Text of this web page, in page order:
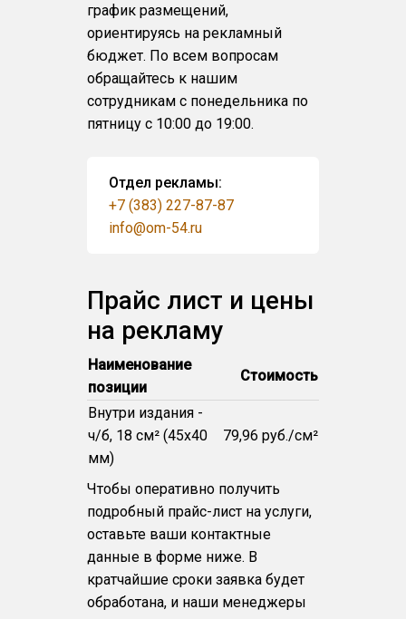
график размещений,
ориентируясь на рекламный
бюджет. По всем вопросам
обращайтесь к нашим
сотрудникам с понедельника по
пятницу с 10:00 до 19:00.
Отдел рекламы:
+7 (383) 227-87-87
info@om-54.ru
Прайс лист и цены
на рекламу
Наименование
позиции
Стоимость
Внутри издания -
ч/б, 18 см² (45x40
мм)
79,96 руб./см²
Чтобы оперативно получить
подробный прайс-лист на услуги,
оставьте ваши контактные
данные в форме ниже. В
кратчайшие сроки заявка будет
обработана, и наши менеджеры